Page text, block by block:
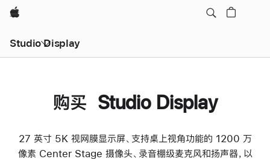
Apple
Studio Display
购买 Studio Display
27 英寸 5K 视网膜显示屏、支持桌上视角功能的 1200 万
像素 Center Stage 摄像头、录音棚级麦克风和扬声器，以